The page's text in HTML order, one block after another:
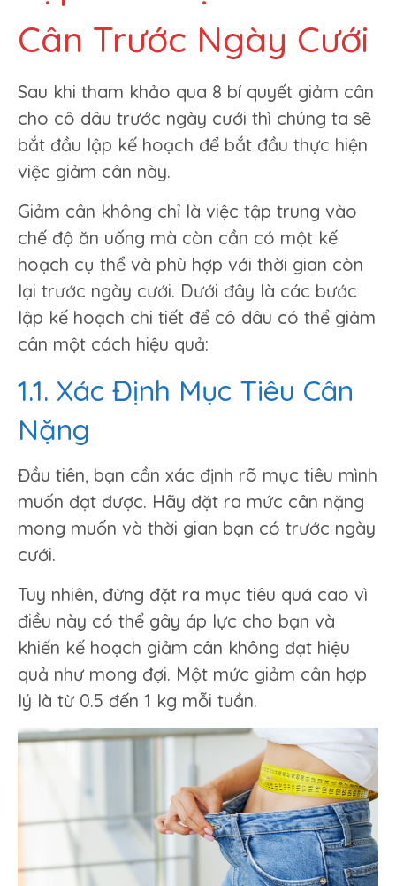
Cân Trước Ngày Cưới
Sau khi tham khảo qua 8 bí quyết giảm cân
cho cô dâu trước ngày cưới thì chúng ta sẽ
bắt đầu lập kế hoạch để bắt đầu thực hiện
việc giảm cân này.
Giảm cân không chỉ là việc tập trung vào
chế độ ăn uống mà còn cần có một kế
hoạch cụ thể và phù hợp với thời gian còn
lại trước ngày cưới. Dưới đây là các bước
lập kế hoạch chi tiết để cô dâu có thể giảm
cân một cách hiệu quả:
1.1. Xác Định Mục Tiêu Cân
Nặng
Đầu tiên, bạn cần xác định rõ mục tiêu mình
muốn đạt được. Hãy đặt ra mức cân nặng
mong muốn và thời gian bạn có trước ngày
cưới.
Tuy nhiên, đừng đặt ra mục tiêu quá cao vì
điều này có thể gây áp lực cho bạn và
khiến kế hoạch giảm cân không đạt hiệu
quả như mong đợi. Một mức giảm cân hợp
lý là từ 0.5 đến 1 kg mỗi tuần.